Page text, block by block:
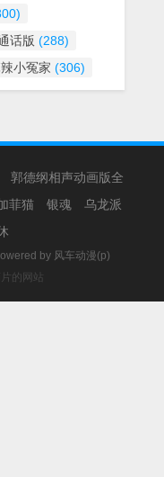
话版 (288)
小冤家 (306)
郭德纲相声动画版全
菲猫 银魂
乌龙派
by 风车动漫(p)
的网站